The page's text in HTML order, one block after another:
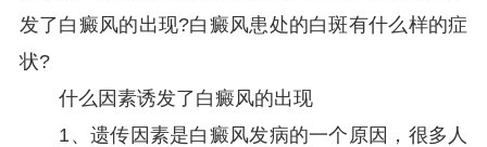
发了白癜风的出现?白癜风患处的白斑有什么样的症
状?
什么因素诱发了白癜风的出现
1、遗传因素是白癜风发病的一个原因，很多人